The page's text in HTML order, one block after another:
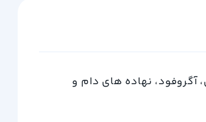
نهاده های دام و